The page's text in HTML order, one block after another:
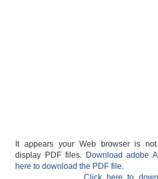
It appears your Web browser is
display PDF files.
Download adobe
here to download the PDF file.